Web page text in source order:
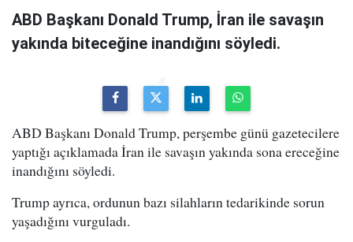
ABD Başkanı Donald Trump, İran ile savaşın
yakında biteceğine inandığını söyledi.
ABD Başkanı Donald Trump, perşembe günü gazetecilere
yaptığı açıklamada İran ile savaşın yakında sona ereceğine
inandığını söyledi.
Trump ayrıca, ordunun bazı silahların tedarikinde sorun
yaşadığını vurguladı.